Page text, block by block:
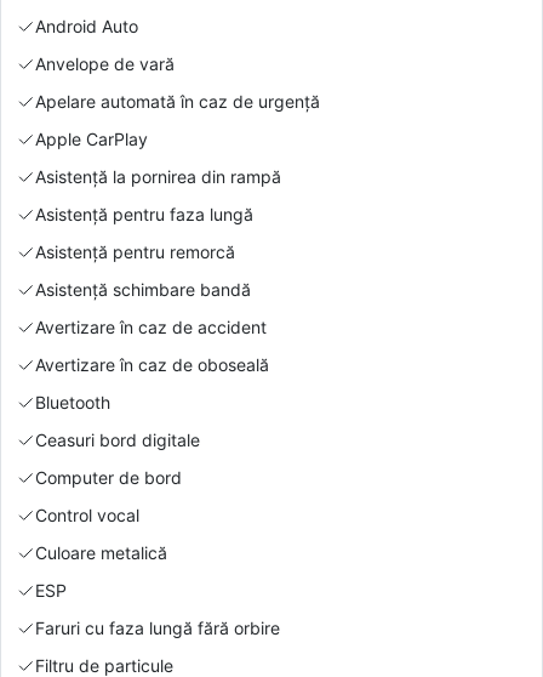
Android Auto
Anvelope de vară
Apelare automată în caz de urgență
Apple CarPlay
Asistență la pornirea din rampă
Asistență pentru faza lungă
Asistență pentru remorcă
Asistență schimbare bandă
Avertizare în caz de accident
Avertizare în caz de oboseală
Bluetooth
Ceasuri bord digitale
Computer de bord
Control vocal
Culoare metalică
ESP
Faruri cu faza lungă fără orbire
Filtru de particule